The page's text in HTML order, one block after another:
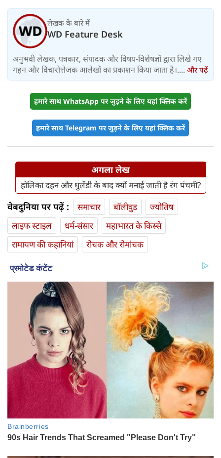
लेखक के बारे में
WD Feature Desk
अनुभवी लेखक, पत्रकार, संपादक और विषय-विशेषज्ञों द्वारा लिखे गए
गहन और विचारोत्तेजक आलेखों का प्रकाशन किया जाता है।.... और पढ़ें
हमारे साथ WhatsApp पर जुड़ने के लिए यहां क्लिक करें
हमारे साथ Telegram पर जुड़ने के लिए यहां क्लिक करें
अगला लेख
होलिका दहन और धुलेंडी के बाद क्यों मनाई जाती है रंग पंचमी?
वेबदुनिया पर पढ़ें : समाचार बॉलीवुड
ज्योतिष
लाइफ स्‍टाइल
धर्म-संसार
महाभारत के किस्से
रामायण की कहानियां
रोचक और रोमांचक